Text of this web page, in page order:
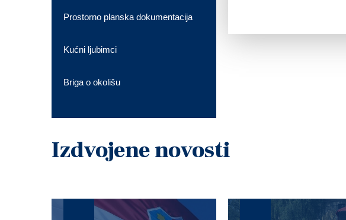
Prostorno planska dokumentacija
Kućni ljubimci
Briga o okolišu
Izdvojene novosti